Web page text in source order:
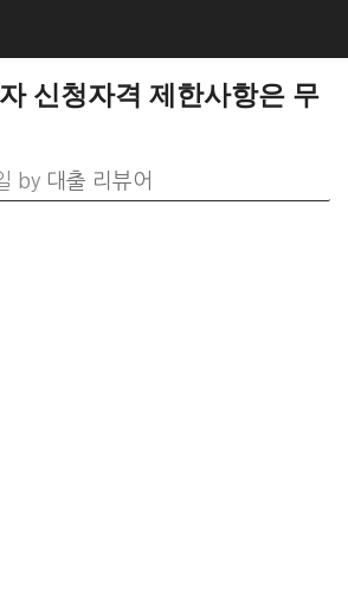
신청자격 제한사항은 무
by 대출 리뷰어